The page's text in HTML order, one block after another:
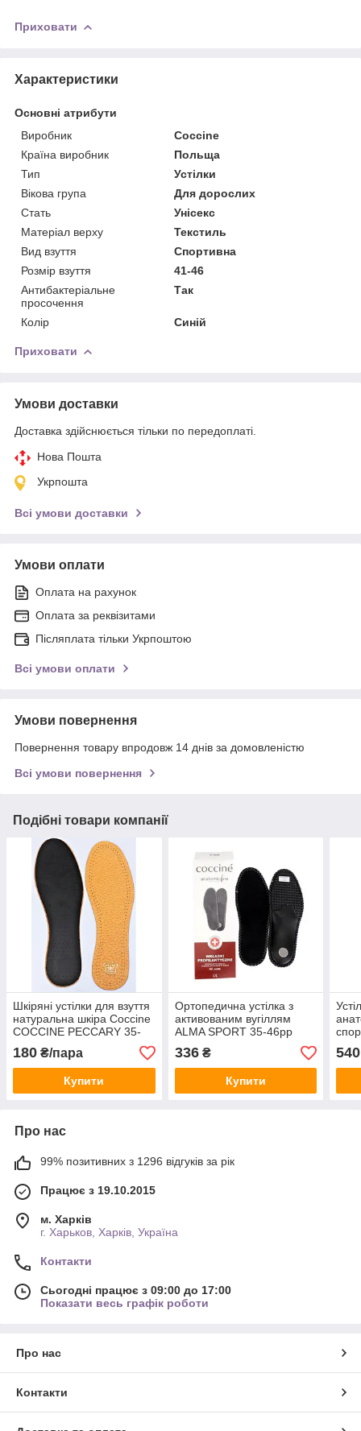
Приховати
Характеристики
Основні атрибути
Виробник
Coccine
Країна виробник
Польща
Тип
Устілки
Вікова група
Для дорослих
Стать
Унісекс
Матеріал верху
Текстиль
Вид взуття
Спортивна
Розмір взуття
41-46
Антибактеріальне
просочення
Так
Колір Синій
Приховати
Умови доставки
Доставка здійснюється тільки по передоплаті.
Нова Пошта
Укрпошта
Всі умови доставки
Умови оплати
Оплата на рахунок
Оплата за реквізитами
Післяплата тільки Укрпоштою
Всі умови оплати
Умови повернення
Повернення товару впродовж 14 днів за домовленістю
Всі умови повернення
Подібні товари компанії
Шкіряні устілки для взуття
натуральна шкіра Coccine
COCCINE PECCARY 35-
46рр.
180 ₴/пара
Купити
Ортопедична устілка з
активованим вугіллям
ALMA SPORT 35-46рр
336₴
Купити
540
Про нас
99% позитивних з 1296 відгуків за рік
Працює з 19.10.2015
м. Харків
г. Харьков, Харків, Україна
Контакти
Сьогодні працює з 09:00 до 17:00
Показати весь графік роботи
Про нас
Контакти